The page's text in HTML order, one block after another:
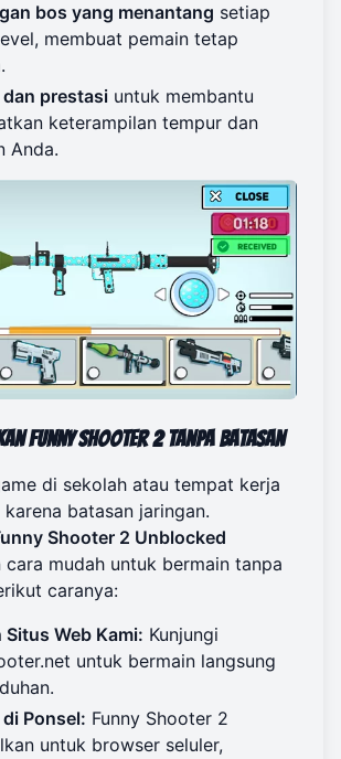
bos yang menantang setiap
membuat pemain tetap
prestasi untuk membantu
keterampilan tempur dan
Anda.
Funny Shooter 2 Tanpa Batasan
di sekolah atau tempat kerja
batasan jaringan.
Shooter 2 Unblocked
cara mudah untuk bermain tanpa
caranya:
Situs Web Kami: Kunjungi
untuk bermain langsung
Ponsel: Funny Shooter 2
untuk browser seluler,